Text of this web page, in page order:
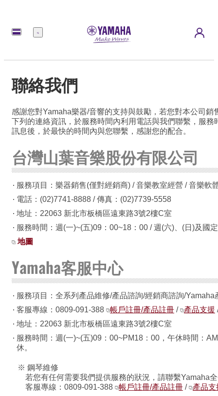
選
聯絡我們
感謝您對Yamaha樂器/音響的支持與鼓勵，若您對本公司
下列的連絡資訊，於服務時間內利用電話與我們聯繫，服
訊息後，於最快的時間內與您聯繫，感謝您的配合。
台灣山葉音樂股份有限公司
服務項目：樂器銷售(僅對經銷商) / 音樂教室經營 / 音樂軟
電話：(02)7741-8888 / 傳真：(02)7739-5558
地址：22063 新北市板橋區遠東路3號2樓C室
服務時間：週(一)~(五)09：00~18：00 / 週(六)、(日)及國
地圖
Yamaha客服中心
服務項目：全系列產品維修/產品諮詢/經銷商諮詢/
客服專線：0809-091-388
帳戶註冊/產品註冊 / 產品支援
地址：22063 新北市板橋區遠東路3號2樓C室
服務時間：週(一)~(五)09：00~PM18：00，午休時間：
休。
※ 鋼琴維修
若您有任何需要我們提供服務的狀況，請聯繫Yamaha
客服專線：0809-091-388
帳戶註冊/產品註冊 /
產品支